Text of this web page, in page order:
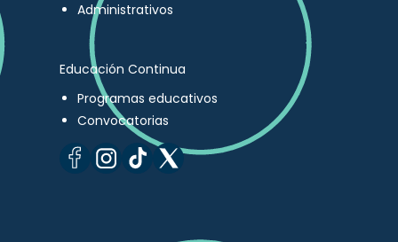
Administrativos
Educación Continua
Programas educativos
Convocatorias